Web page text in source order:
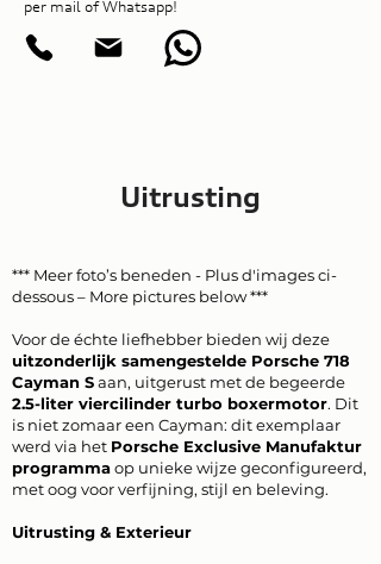
per mail of Whatsapp!
Uitrusting
*** Meer foto’s beneden - Plus d'images ci-
dessous – More pictures below ***
Voor de échte liefhebber bieden wij deze
uitzonderlijk samengestelde Porsche 718
Cayman Saan, uitgerust met de begeerde
2.5-liter viercilinder turbo boxermotor. Dit
is niet zomaar een Cayman: dit exemplaar
werd via het Porsche Exclusive Manufaktur
programmaop unieke wijze geconfigureerd,
met oog voor verfijning, stijl en beleving.
Uitrusting & Exterieur